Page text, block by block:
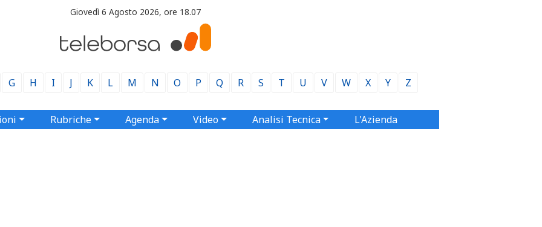
Giovedì 6 Agosto 2026, ore 18.07
G H I J K L M N O P Q R S T U V W X Y Z
Rubriche Agenda Video Analisi Tecnica L'Azienda